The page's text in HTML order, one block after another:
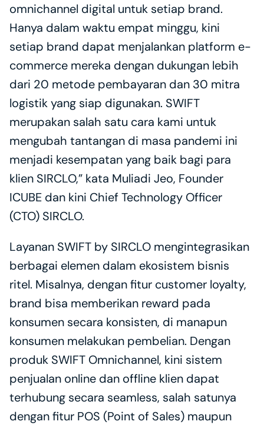
omnichannel digital untuk setiap brand.
Hanya dalam waktu empat minggu, kini
setiap brand dapat menjalankan platform e-
commerce mereka dengan dukungan lebih
dari 20 metode pembayaran dan 30 mitra
logistik yang siap digunakan. SWIFT
merupakan salah satu cara kami untuk
mengubah tantangan di masa pandemi ini
menjadi kesempatan yang baik bagi para
klien SIRCLO,” kata Muliadi Jeo, Founder
ICUBE dan kini Chief Technology Officer
(CTO) SIRCLO.
Layanan SWIFT by SIRCLO mengintegrasikan
berbagai elemen dalam ekosistem bisnis
ritel. Misalnya, dengan fitur customer loyalty,
brand bisa memberikan reward pada
konsumen secara konsisten, di manapun
konsumen melakukan pembelian. Dengan
produk SWIFT Omnichannel, kini sistem
penjualan online dan offline klien dapat
terhubung secara seamless, salah satunya
dengan fitur POS (Point of Sales) maupun